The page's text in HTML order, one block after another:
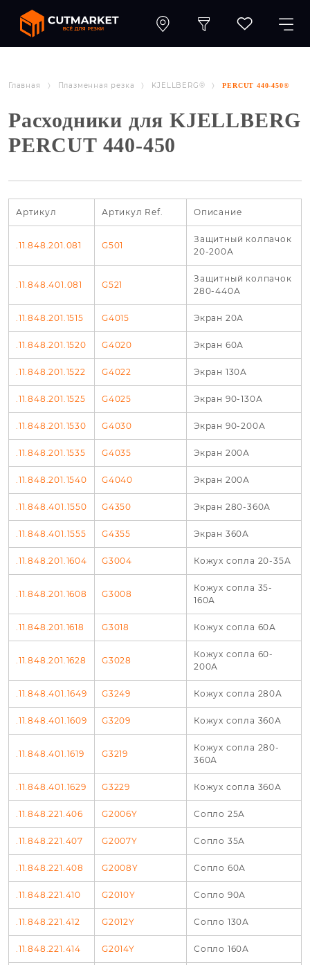
Главная Плазменная резка KJELLBERG® PERCUT 440-450®
Расходники для KJELLBERG
PERCUT 440-450
Артикул Артикул Ref. Описание
.11.848.201.081 G501
Защитный колпачок
20-200А
.11.848.401.081 G521
Защитный колпачок
280-440А
.11.848.201.1515 G4015 Экран 20А
.11.848.201.1520 G4020 Экран 60А
.11.848.201.1522 G4022 Экран 130А
.11.848.201.1525 G4025 Экран 90-130А
.11.848.201.1530 G4030 Экран 90-200А
.11.848.201.1535 G4035 Экран 200А
.11.848.201.1540 G4040 Экран 200А
.11.848.401.1550 G4350 Экран 280-360А
.11.848.401.1555 G4355 Экран 360А
.11.848.201.1604 G3004 Кожух сопла 20-35А
.11.848.201.1608 G3008
Кожух сопла 35-
160А
.11.848.201.1618 G3018 Кожух сопла 60А
.11.848.201.1628 G3028
Кожух сопла 60-
200А
.11.848.401.1649 G3249 Кожух сопла 280А
.11.848.401.1609 G3209 Кожух сопла 360А
.11.848.401.1619 G3219
Кожух сопла 280-
360А
.11.848.401.1629 G3229 Кожух сопла 360А
.11.848.221.406 G2006Y Сопло 25А
.11.848.221.407 G2007Y Сопло 35А
.11.848.221.408 G2008Y Сопло 60А
.11.848.221.410 G2010Y Сопло 90А
.11.848.221.412 G2012Y Сопло 130А
.11.848.221.414 G2014Y Сопло 160А